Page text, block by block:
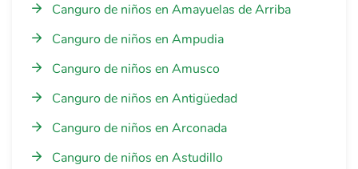
Canguro de niños en Amayuelas de Arriba
Canguro de niños en Ampudia
Canguro de niños en Amusco
Canguro de niños en Antigüedad
Canguro de niños en Arconada
Canguro de niños en Astudillo